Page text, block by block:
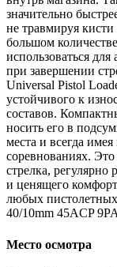
значительно
не травмируя
большом
использоваться
при завершении
Universal Pistol
устойчивого к
составов.
носить его в
места и всегда
соревнованиях.
стрелка,
и ценящего
любых
40/10mm 45ACP
Место осмотра